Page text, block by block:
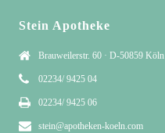
Stein Apotheke
Brauweilerstr. 60 · D-50859 Köln
02234/ 9425 04
02234/ 9425 06
stein@apotheken-koeln.com